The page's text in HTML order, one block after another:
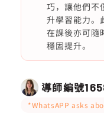
巧，讓他們不
升學習能力。
在課後亦可隨
穩固提升。
導師編號
*WhatsAPP asks